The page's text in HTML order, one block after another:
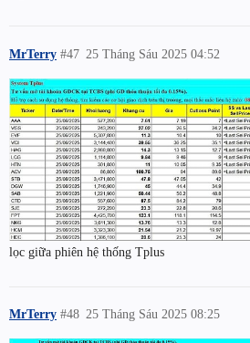
MrTerry 25 Tháng Sáu 2025 04:52
#47
lọc giữa phiên hệ thống Tplus
MrTerry 25 Tháng Sáu 2025 08:25
#48